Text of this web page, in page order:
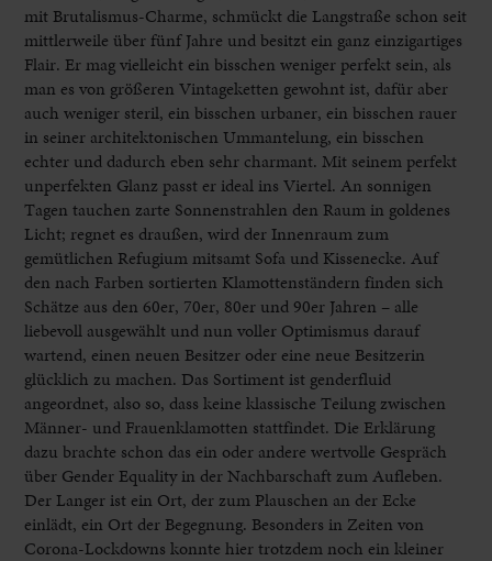
mit Brutalismus-Charme, schmückt die Langstraße schon seit
mittlerweile über fünf Jahre und besitzt ein ganz einzigartiges
Flair. Er mag vielleicht ein bisschen weniger perfekt sein, als
man es von größeren Vintageketten gewohnt ist, dafür aber
auch weniger steril, ein bisschen urbaner, ein bisschen rauer
in seiner architektonischen Ummantelung, ein bisschen
echter und dadurch eben sehr charmant. Mit seinem perfekt
unperfekten Glanz passt er ideal ins Viertel. An sonnigen
Tagen tauchen zarte Sonnenstrahlen den Raum in goldenes
Licht; regnet es draußen, wird der Innenraum zum
gemütlichen Refugium mitsamt Sofa und Kissenecke. Auf
den nach Farben sortierten Klamottenständern finden sich
Schätze aus den 60er, 70er, 80er und 90er Jahren – alle
liebevoll ausgewählt und nun voller Optimismus darauf
wartend, einen neuen Besitzer oder eine neue Besitzerin
glücklich zu machen. Das Sortiment ist genderfluid
angeordnet, also so, dass keine klassische Teilung zwischen
Männer- und Frauenklamotten stattfindet. Die Erklärung
dazu brachte schon das ein oder andere wertvolle Gespräch
über Gender Equality in der Nachbarschaft zum Aufleben.
Der Langer ist ein Ort, der zum Plauschen an der Ecke
einlädt, ein Ort der Begegnung. Besonders in Zeiten von
Corona-Lockdowns konnte hier trotzdem noch ein kleiner